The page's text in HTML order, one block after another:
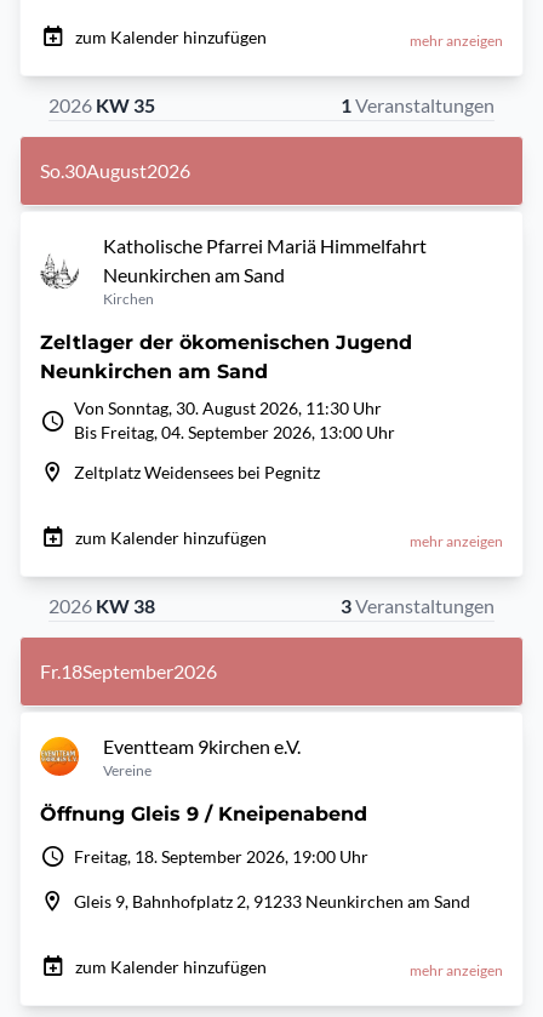
zum Kalender hinzufügen mehr anzeigen
2026 KW 35 1Veranstaltungen
So.30August2026
Katholische Pfarrei Mariä Himmelfahrt
Neunkirchen am Sand
Kirchen
Zeltlager der ökomenischen Jugend
Neunkirchen am Sand
Von Sonntag, 30. August 2026, 11:30 Uhr
Bis Freitag, 04. September 2026, 13:00 Uhr
Zeltplatz Weidensees bei Pegnitz
zum Kalender hinzufügen mehr anzeigen
2026 KW 38 3Veranstaltungen
Fr.18September2026
Eventteam 9kirchen e.V.
Vereine
Öffnung Gleis 9 / Kneipenabend
Freitag, 18. September 2026, 19:00 Uhr
Gleis 9, Bahnhofplatz 2, 91233 Neunkirchen am Sand
zum Kalender hinzufügen mehr anzeigen